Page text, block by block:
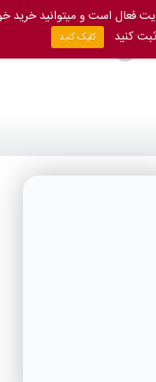
فعال است و میتوانید خرید
کنید
کلیک کنید